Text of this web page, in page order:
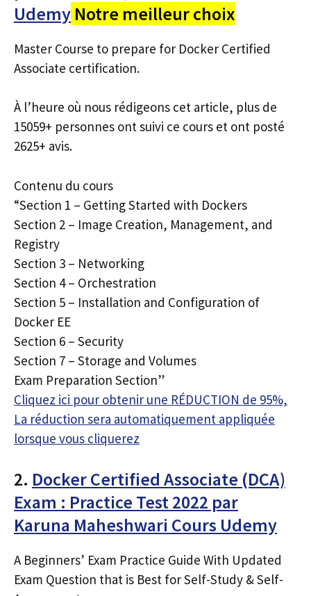
Udemy Notre meilleur choix
Master Course to prepare for Docker Certified
Associate certification.
À l’heure où nous rédigeons cet article, plus de
15059+ personnes ont suivi ce cours et ont posté
2625+ avis.
Contenu du cours
“Section 1 – Getting Started with Dockers
Section 2 – Image Creation, Management, and
Registry
Section 3 – Networking
Section 4 – Orchestration
Section 5 – Installation and Configuration of
Docker EE
Section 6 – Security
Section 7 – Storage and Volumes
Exam Preparation Section”
Cliquez ici pour obtenir une RÉDUCTION de 95%,
La réduction sera automatiquement appliquée
lorsque vous cliquerez
2. Docker Certified Associate (DCA)
Exam : Practice Test 2022 par
Karuna Maheshwari Cours Udemy
A Beginners’ Exam Practice Guide With Updated
Exam Question that is Best for Self-Study & Self-